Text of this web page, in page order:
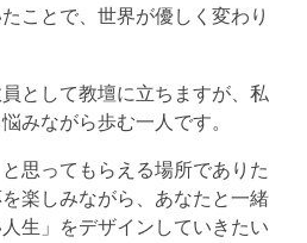
ことで、世界が優しく変わり
として教壇に立ちますが、私
みながら歩む一人です。
思ってもらえる場所でありた
楽しみながら、あなたと一緒
生」をデザインしていきたい